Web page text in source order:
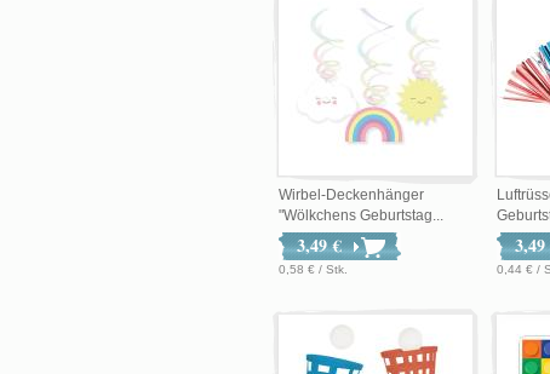
Wirbel-Deckenhänger
"Wölkchens Geburtstag...
3,49 €
0,58 € / Stk. 0,44 € /